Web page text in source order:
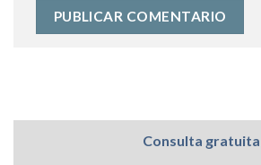
Consulta gratuita